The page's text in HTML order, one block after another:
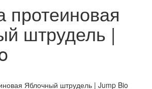
протеиновая
штрудель |